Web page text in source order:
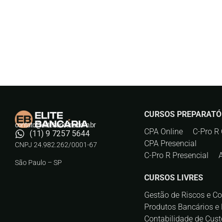
(11) 9 7257 5644
contato@elitebancaria.com.br
CNPJ 24.982.262/0001-67
São Paulo – SP
CURSOS
CPA Online
C-Pro R
CPA Presencial
C-Pro R Presencial
CURSOS LIVRES
Gestão de Riscos e
Produtos Bancários e
Contabilidade de